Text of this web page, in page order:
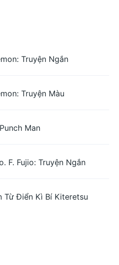
Truyện Ngắn
Truyện Màu
Man
F. Fujio: Truyện Ngắn
Từ Điển Kì Bí Kiteretsu